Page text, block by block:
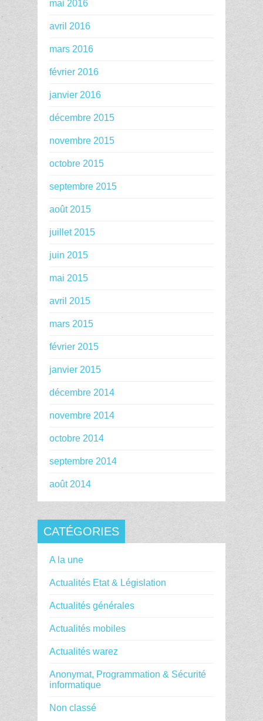
mai 2016
avril 2016
mars 2016
février 2016
janvier 2016
décembre 2015
novembre 2015
octobre 2015
septembre 2015
août 2015
juillet 2015
juin 2015
mai 2015
avril 2015
mars 2015
février 2015
janvier 2015
décembre 2014
novembre 2014
octobre 2014
septembre 2014
août 2014
CATÉGORIES
A la une
Actualités Etat & Législation
Actualités générales
Actualités mobiles
Actualités warez
Anonymat, Programmation & Sécurité
informatique
Non classé